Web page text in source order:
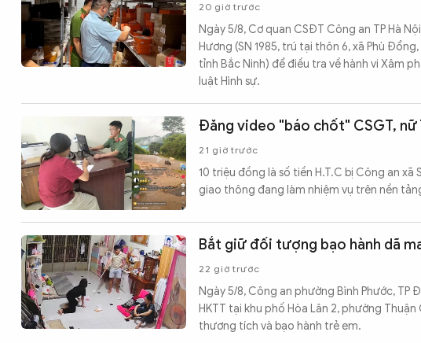
20 giờ trước
Ngày 5/8, Cơ quan CSĐT Công an TP Hà
Hương (SN 1985, trú tại thôn 6, xã Phù
tỉnh Bắc Ninh) để điều tra về hành vi Xâm
luật Hình sự.
Đăng video "báo chốt" CSGT,
21 giờ trước
10 triệu đồng là số tiền H.T.C bị Công an
giao thông đang làm nhiệm vụ trên nền
Bắt giữ đối tượng bạo hành dã
22 giờ trước
Ngày 5/8, Công an phường Bình Phước,
HKTT tại khu phố Hòa Lân 2, phường
thương tích và bạo hành trẻ em.